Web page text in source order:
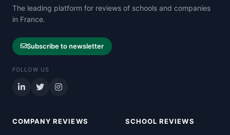
The leading platform for reviews of schools and companies
in France.
Subscribe to newsletter
FOLLOW US
COMPANY REVIEWS SCHOOL REVIEWS